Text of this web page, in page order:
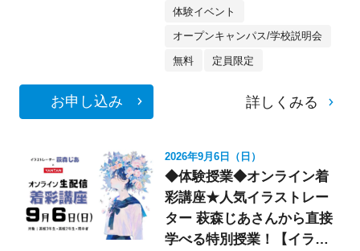
体験イベント
オープンキャンパス/学校説明会
無料 定員限定
お申し込み 詳しくみる
2026年9月6日（日）
◆体験授業◆オンライン着
彩講座★人気イラストレー
ター 萩森じあさんから直接
学べる特別授業！【イラス